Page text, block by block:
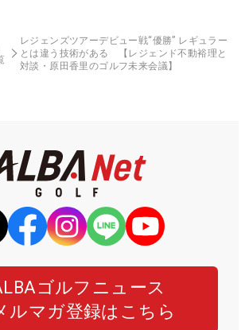
レジェンズツアーデビュー戦“優勝” レギュラー
とは違う技術がある 【レジェンド不動裕理と
対談・原田香里のゴルフ未来会議】
ゴルフニュース
ルマガ登録はこちら